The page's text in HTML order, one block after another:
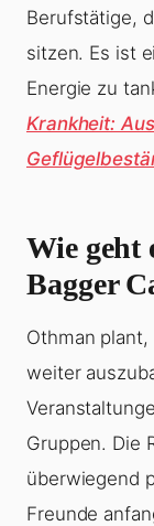
Berufstätige,
sitzen. Es ist
Energie zu
Krankheit:
Wie geht
Bagger
Othman
weiter
Gruppen. Die
überwiegend
Freunde